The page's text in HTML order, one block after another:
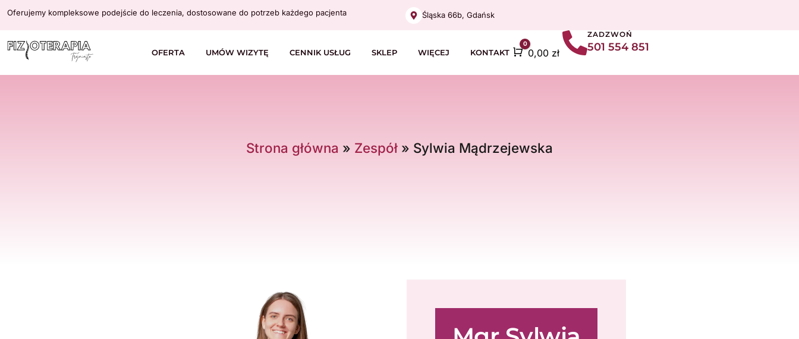
Oferujemy kompleksowe podejście do leczenia, dostosowane do potrzeb każdego pacjenta Śląska 66b, Gdańsk
OFERTA UMÓW WIZYTĘ CENNIK USŁUG SKLEP WIĘCEJ KONTAKT Cart
0
0,00 zł
ZADZWOŃ
501 554 851
Strona główna » Zespół » Sylwia Mądrzejewska